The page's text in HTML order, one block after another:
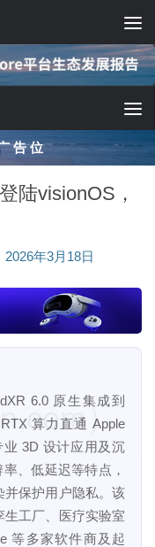
告 位
陆visionOS，
2026年3月18日
6.0 原生集成到
算力直通 Apple
3D 设计应用及沉
、低延迟等特点，
并保护用户隐私。该
工厂、医疗实验室
等多家软件商及起
）